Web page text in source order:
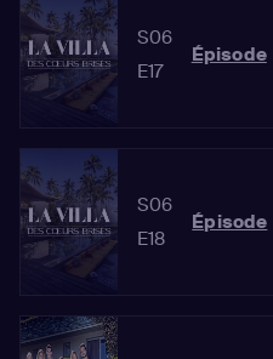
S06
E17
Épisode
S06
E18
Épisode